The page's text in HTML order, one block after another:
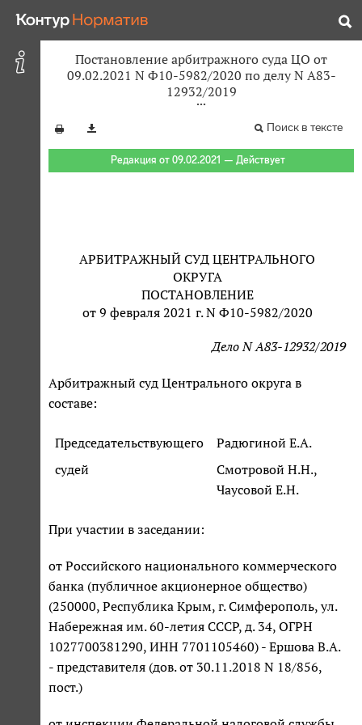
Постановление арбитражного суда ЦО от
09.02.2021 N Ф10-5982/2020 по делу N А83-
12932/2019
Поиск в тексте
Редакция от 09.02.2021 — Действует
АРБИТРАЖНЫЙ СУД ЦЕНТРАЛЬНОГО
ОКРУГА
ПОСТАНОВЛЕНИЕ
от 9 февраля 2021 г. N Ф10-5982/2020
Дело N А83-12932/2019
Арбитражный суд Центрального округа в
составе:
Председательствующего
Радюгиной Е.А.
судей
Смотровой Н.Н.,
Чаусовой Е.Н.
При участии в заседании:
от Российского национального коммерческого
банка (публичное акционерное общество)
(250000, Республика Крым, г. Симферополь, ул.
Набережная им. 60-летия СССР, д. 34, ОГРН
1027700381290, ИНН 7701105460) - Ершова В.А.
- представителя (дов. от 30.11.2018 N 18/856,
пост.)